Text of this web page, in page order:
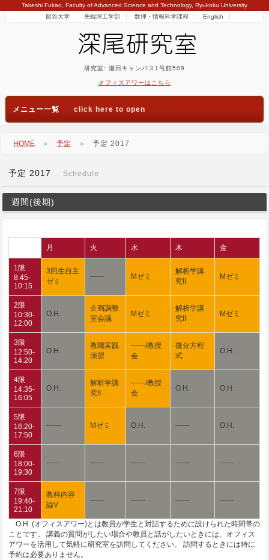
Takeshi Fukao, Faculty of Advanced Science and Technology, Ryukoku University
龍谷大学
先端理工学部 数理・情報科学課程 English
研究室: 瀬田キャンパス1号館509
オフィスアワーはこちら
メニュー一覧
HOME ＞予定 ＞予定 2017
予定 2017 Schedule
週間(後期)
月 火 水 木 金
1限
8:45-
10:15
3回生自主
ゼミ
------ Mゼミ
解析学講
究II
Mゼミ
2限
10:30-
12:00
O.H.
企画調整
室会議
Mゼミ
解析学講
究II
Mゼミ
3限
12:50-
14:20
O.H.
教職実践
演習
------/教授
会
微分方程
式
O.H.
4限
14:35-
16:05
O.H.
解析学講
究II
------/教授
会
O.H. O.H.
5限
16:20-
17:50
------ Mゼミ O.H. ------ O.H.
6限
18:00-
19:30
------ ------ ------ ------ ------
7限
19:40-
21:10
教科内容
論V
------ ------ ------ ------
O.H. (オフィスアワー)とは教員が学生と対話するために設けられた時間帯の
ことです。 講義の質問がしたい場合や教員と話がしたいときには、オフィス
アワーを活用して気軽に研究室を訪問してください。 訪問するときには特に
予約は必要ありません。